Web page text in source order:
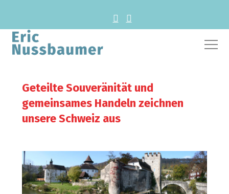
Geteilte Souveränität und
gemeinsames Handeln zeichnen
unsere Schweiz aus